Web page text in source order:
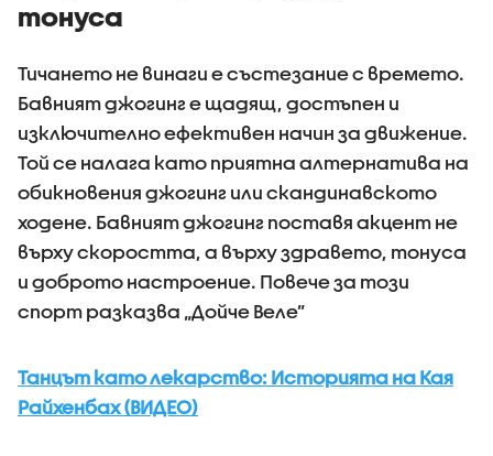
тонуса
Тичането не винаги е състезание с времето.
Бавният джогинг е щадящ, достъпен и
изключително ефективен начин за движение.
Той се налага като приятна алтернатива на
обикновения джогинг или скандинавското
ходене. Бавният джогинг поставя акцент не
върху скоростта, а върху здравето, тонуса
и доброто настроение. Повече за този
спорт разказва „Дойче Веле”
Танцът като лекарство: Историята на Кая
Райхенбах (ВИДЕО)